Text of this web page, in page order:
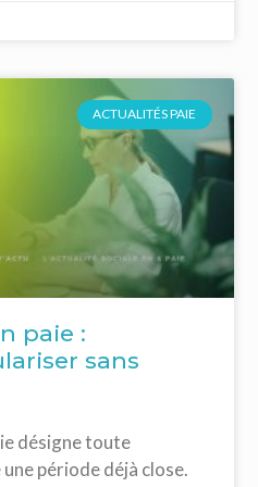
ACTUALITÉS PAIE
paie :
sans
désigne toute
période déjà close.